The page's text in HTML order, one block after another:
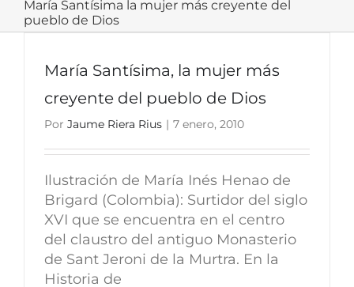
María Santísima la mujer más creyente del
pueblo de Dios
María Santísima, la mujer más
creyente del pueblo de Dios
Por Jaume Riera Rius | 7 enero, 2010
Ilustración de María Inés Henao de
Brigard (Colombia): Surtidor del siglo
XVI que se encuentra en el centro
del claustro del antiguo Monasterio
de Sant Jeroni de la Murtra. En la
Historia de